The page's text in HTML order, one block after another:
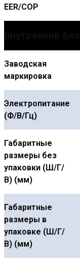
EER/COP
Заводская
маркировка
Электропитание
(Ф/В/Гц)
Габаритные
размеры без
упаковки (Ш/Г/
В) (мм)
Габаритные
размеры в
упаковке (Ш/Г/
В) (мм)